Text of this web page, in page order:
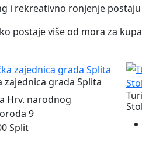
i rekreativno ronjenje
postaje više od mora za
zajednica grada Splita
Hrv. narodnog
9
Split